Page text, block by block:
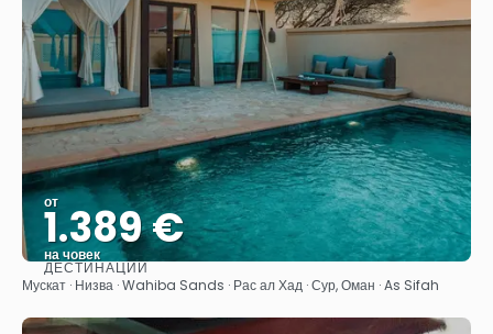
от
1.389 €
на човек
Вижте
ДЕСТИНАЦИИ
Мускат · Низва · Wahiba Sands · Рас ал Хад · Сур, Оман · As Sifah